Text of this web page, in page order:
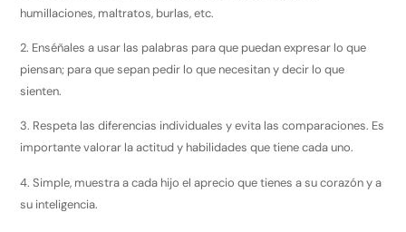
humillaciones, maltratos, burlas, etc.
2. Enséñales a usar las palabras para que puedan expresar lo que
piensan; para que sepan pedir lo que necesitan y decir lo que
sienten.
3. Respeta las diferencias individuales y evita las comparaciones. Es
importante valorar la actitud y habilidades que tiene cada uno.
4. Simple, muestra a cada hijo el aprecio que tienes a su corazón y a
su inteligencia.